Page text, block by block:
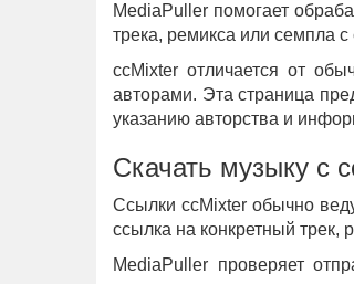
MediaPuller помогает
трека, ремикса или семпла
ccMixter отличается от
авторами. Эта страница
указанию авторства и
Скачать музыку с
Ссылки ccMixter обычно
ссылка на конкретный трек,
MediaPuller проверяет